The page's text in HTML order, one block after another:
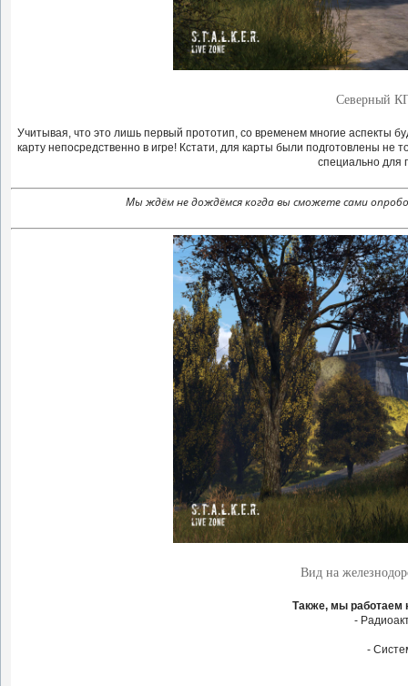
Северный
Учитывая, что это лишь первый прототип, со временем многие аспекты
карту непосредственно в игре! Кстати, для карты были подготовлены
специально для
Мы ждём не дождёмся когда вы сможете сами
Вид на
Также, мы работаем
-
-